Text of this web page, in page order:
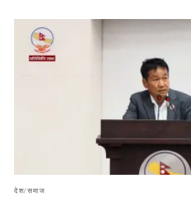
देश/समाज